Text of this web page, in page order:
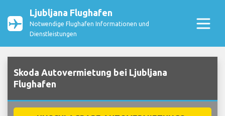
Ljubljana Flughafen
Notwendige Flughafen Informationen und
Dienstleistungen
Skoda Autovermietung bei Ljubljana
Flughafen